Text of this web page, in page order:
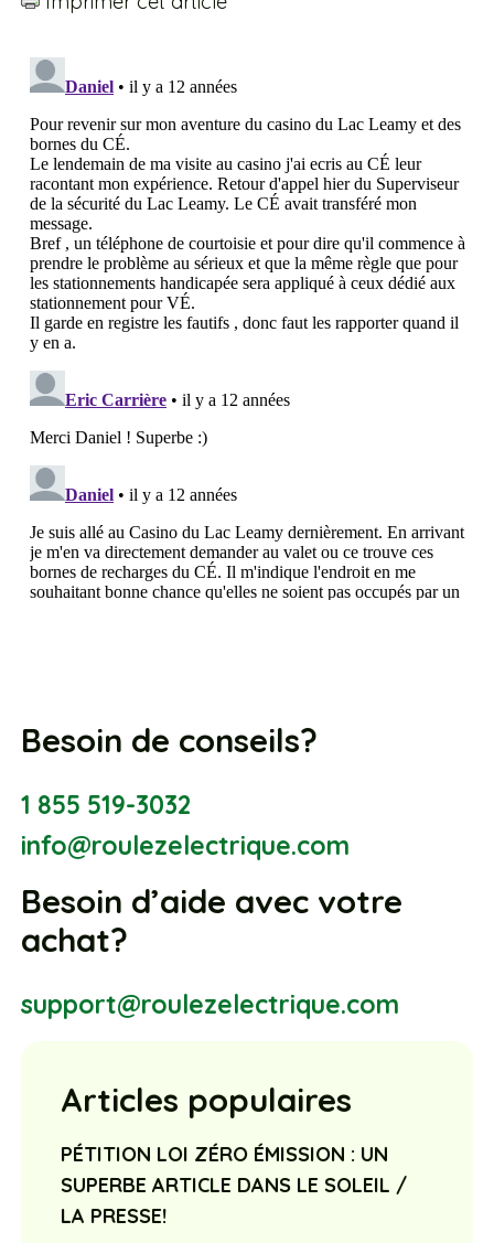
Besoin de conseils?
1 855 519-3032
info@roulezelectrique.com
Besoin d’aide avec votre
achat?
support@roulezelectrique.com
Articles populaires
PÉTITION LOI ZÉRO ÉMISSION : UN
SUPERBE ARTICLE DANS LE SOLEIL /
LA PRESSE!